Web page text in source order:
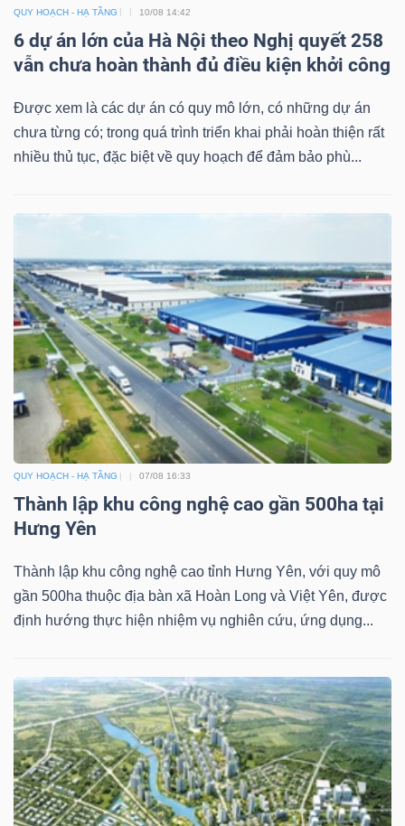
QUY HOẠCH - HẠ TẦNG 10/08 14:42
6 dự án lớn của Hà Nội theo Nghị quyết 258
vẫn chưa hoàn thành đủ điều kiện khởi công
Được xem là các dự án có quy mô lớn, có những dự án
chưa từng có; trong quá trình triển khai phải hoàn thiện rất
nhiều thủ tục, đặc biệt về quy hoạch để đảm bảo phù...
QUY HOẠCH - HẠ TẦNG 07/08 16:33
Thành lập khu công nghệ cao gần 500ha tại
Hưng Yên
Thành lập khu công nghệ cao tỉnh Hưng Yên, với quy mô
gần 500ha thuộc địa bàn xã Hoàn Long và Việt Yên, được
định hướng thực hiện nhiệm vụ nghiên cứu, ứng dụng...
DỊCH
TRUYỀN
ÍCH
BẤT
ĐỘNG
SẢN
chứng
khoán
(-)
Tất cả
Lãnh
đạo
Tất cả Người nội bộ Người liên quan Cổ đông lớn
Tin
tức
(-)